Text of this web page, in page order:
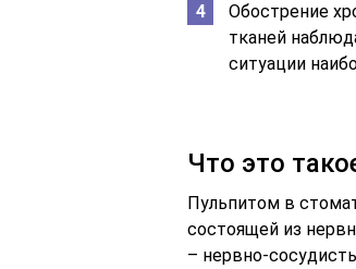
Обострение
тканей
ситуации
Что это
Пульпитом в
состоящей из
– нервно-